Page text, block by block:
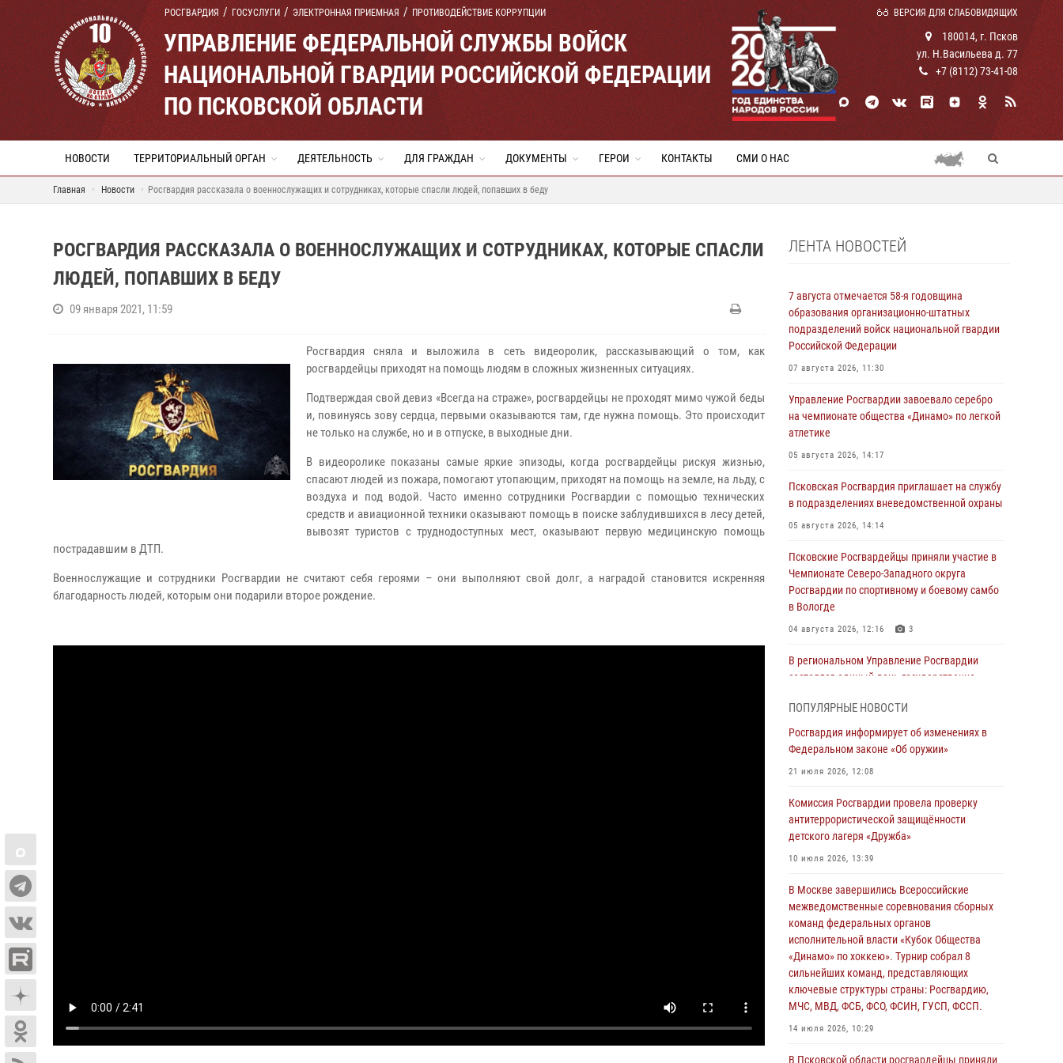
РОСГВАРДИЯ ГОСУСЛУГИ ЭЛЕКТРОННАЯ ПРИЕМНАЯ ПРОТИВОДЕЙСТВИЕ КОРРУПЦИИ ВЕРСИЯ ДЛЯ СЛАБОВИДЯЩИХ
УПРАВЛЕНИЕ ФЕДЕРАЛЬНОЙ СЛУЖБЫ ВОЙСК
НАЦИОНАЛЬНОЙ ГВАРДИИ РОССИЙСКОЙ ФЕДЕРАЦИИ
ПО ПСКОВСКОЙ ОБЛАСТИ
180014, г. Псков
ул. Н.Васильева д. 77
+7 (8112) 73-41-08
НОВОСТИ ТЕРРИТОРИАЛЬНЫЙ ОРГАН ДЕЯТЕЛЬНОСТЬ ДЛЯ ГРАЖДАН ДОКУМЕНТЫ ГЕРОИ КОНТАКТЫ СМИ О НАС
Главная Новости Росгвардия рассказала о военнослужащих и сотрудниках, которые спасли людей, попавших в беду
РОСГВАРДИЯ РАССКАЗАЛА О ВОЕННОСЛУЖАЩИХ И СОТРУДНИКАХ, КОТОРЫЕ СПАСЛИ
ЛЮДЕЙ, ПОПАВШИХ В БЕДУ
09 января 2021, 11:59
Росгвардия сняла и выложила в сеть видеоролик, рассказывающий о том, как
росгвардейцы приходят на помощь людям в сложных жизненных ситуациях.
Подтверждая свой девиз «Всегда на страже», росгвардейцы не проходят мимо чужой беды
и, повинуясь зову сердца, первыми оказываются там, где нужна помощь. Это происходит
не только на службе, но и в отпуске, в выходные дни.
В видеоролике показаны самые яркие эпизоды, когда росгвардейцы рискуя жизнью,
спасают людей из пожара, помогают утопающим, приходят на помощь на земле, на льду, с
воздуха и под водой. Часто именно сотрудники Росгвардии с помощью технических
средств и авиационной техники оказывают помощь в поиске заблудившихся в лесу детей,
вывозят туристов с труднодоступных мест, оказывают первую медицинскую помощь
пострадавшим в ДТП.
Военнослужащие и сотрудники Росгвардии не считают себя героями – они выполняют свой долг, а наградой становится искренняя
благодарность людей, которым они подарили второе рождение.
ЛЕНТА НОВОСТЕЙ
7 августа отмечается 58-я годовщина
образования организационно-штатных
подразделений войск национальной гвардии
Российской Федерации
07 августа 2026, 11:30
Управление Росгвардии завоевало серебро
на чемпионате общества «Динамо» по легкой
атлетике
05 августа 2026, 14:17
Псковская Росгвардия приглашает на службу
в подразделениях вневедомственной охраны
05 августа 2026, 14:14
Псковские Росгвардейцы приняли участие в
Чемпионате Северо-Западного округа
Росгвардии по спортивному и боевому самбо
в Вологде
04 августа 2026, 12:16 3
В региональном Управление Росгвардии
состоялся единый день государственно-
Генерал-полковник Юрий Аверин выступил на
смыслов»
03 августа 2026, 17:21
03 августа 2026, 14:10
Росгвардейцы принимают участие в
обеспечении общественной безопасности во
время празднования Дня ВДВ
02 августа 2026, 13:28
За минувшие сутки Псковские росгвардейцы
выезжали два раза на улицу Труда
ПОПУЛЯРНЫЕ НОВОСТИ
Росгвардия информирует об изменениях в
Федеральном законе «Об оружии»
21 июля 2026, 12:08
Комиссия Росгвардии провела проверку
антитеррористической защищённости
детского лагеря «Дружба»
10 июля 2026, 13:39
В Москве завершились Всероссийские
межведомственные соревнования сборных
команд федеральных органов
исполнительной власти «Кубок Общества
«Динамо» по хоккею». Турнир собрал 8
сильнейших команд, представляющих
ключевые структуры страны: Росгвардию,
МЧС, МВД, ФСБ, ФСО, ФСИН, ГУСП, ФССП.
14 июля 2026, 10:29
В Псковской области росгвардейцы приняли